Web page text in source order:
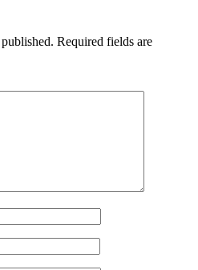
Required fields are